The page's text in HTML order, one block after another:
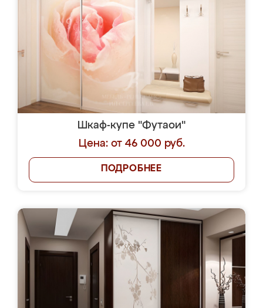
Шкаф-купе "Футаои"
Цена: от 46 000 руб.
ПОДРОБНЕЕ